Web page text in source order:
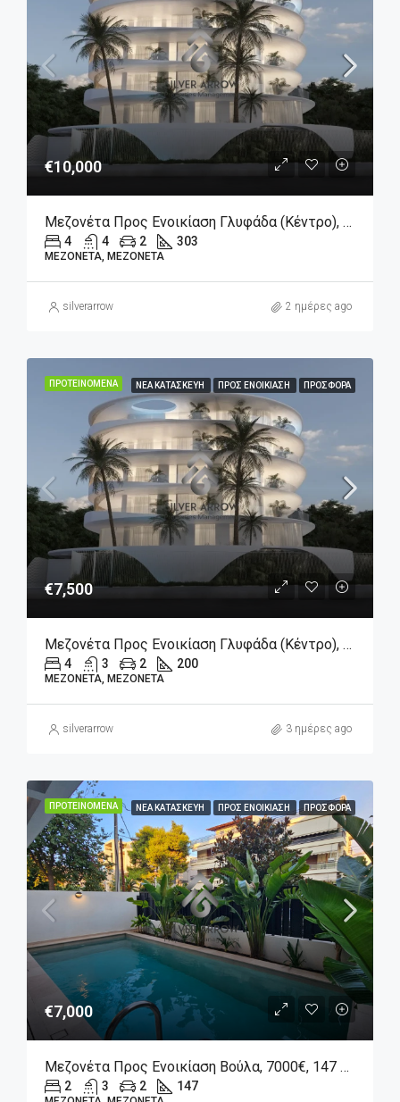
€10,000
Μεζονέτα Προς Ενοικίαση Γλυφάδα (Κέντρο), 10.000€, 303 Τ.μ.
4 4 2 303
ΜΕΖΟΝΈΤΑ, ΜΕΖΟΝΈΤΑ
silverarrow 2 ημέρες ago
ΠΡΟΤΕΙΝΌΜΕΝΑ ΝΈΑ ΚΑΤΑΣΚΕΥΉ ΠΡΟΣ ΕΝΟΙΚΊΑΣΗ ΠΡΟΣΦΟΡΆ
€7,500
Μεζονέτα Προς Ενοικίαση Γλυφάδα (Κέντρο), 7.500€, 200 Τ.μ.
4 3 2 200
ΜΕΖΟΝΈΤΑ, ΜΕΖΟΝΈΤΑ
silverarrow 3 ημέρες ago
ΠΡΟΤΕΙΝΌΜΕΝΑ ΝΈΑ ΚΑΤΑΣΚΕΥΉ ΠΡΟΣ ΕΝΟΙΚΊΑΣΗ ΠΡΟΣΦΟΡΆ
€7,000
Μεζονέτα Προς Ενοικίαση Βούλα, 7000€, 147 Τ.μ.
2 3 2 147